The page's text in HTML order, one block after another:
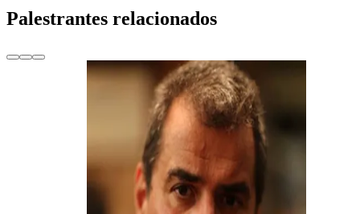
Palestrantes relacionados